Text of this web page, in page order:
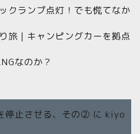
クランプ点灯！でも慌てなか
旅｜キャンピングカーを拠点
なのか？
停止させる、その② に kiyo